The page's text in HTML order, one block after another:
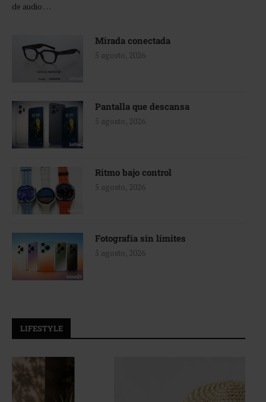
de audio …
Mirada conectada
5 agosto, 2026
Pantalla que descansa
5 agosto, 2026
Ritmo bajo control
5 agosto, 2026
Fotografía sin límites
5 agosto, 2026
LIFESTYLE